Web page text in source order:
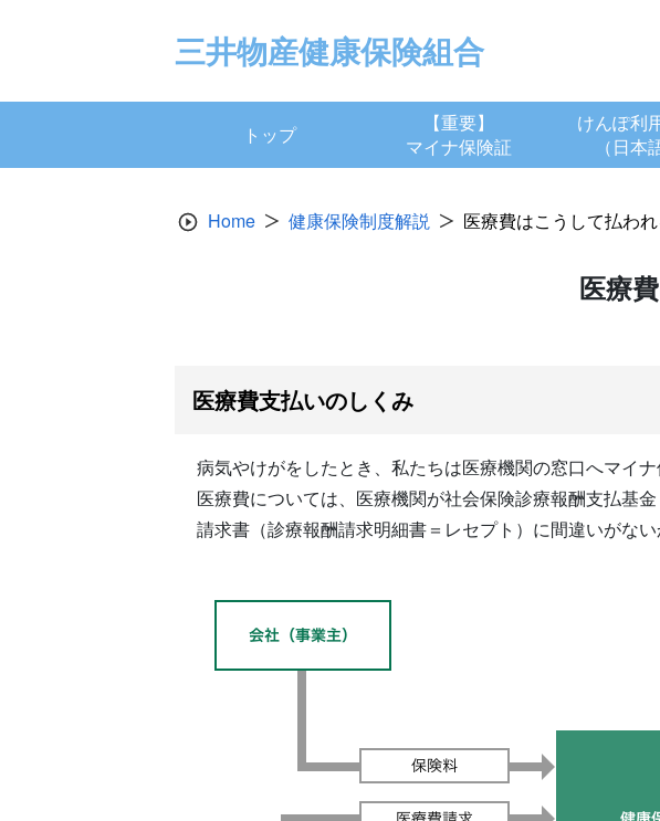
三井物産健康保険組合
トップ
【重要】
マイナ保険証
けんぽ利
（日本
Home 健康保険制度解説 医療費はこうして払わ
医療
医療費支払いのしくみ
病気やけがをしたとき、私たちは医療機関の窓口へマイ
医療費については、医療機関が社会保険診療報酬支払基
請求書（診療報酬請求明細書＝レセプト）に間違いがな